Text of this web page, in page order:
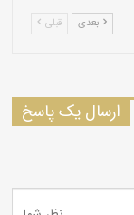
قبلی
ارسال یک پاسخ